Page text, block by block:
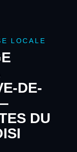
LOCALE
DE-
DU